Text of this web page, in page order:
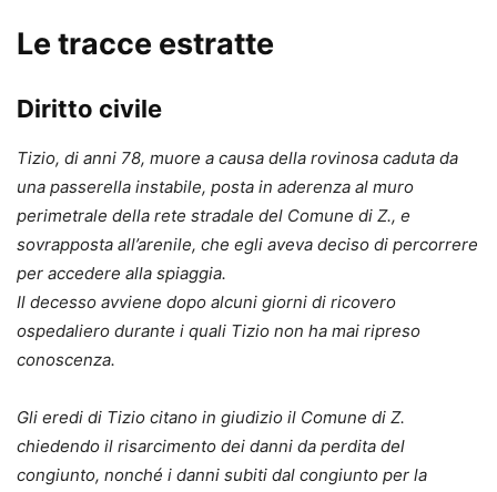
Le tracce estratte
Diritto civile
Tizio, di anni 78, muore a causa della rovinosa caduta da
una passerella instabile, posta in aderenza al muro
perimetrale della rete stradale del Comune di Z., e
sovrapposta all’arenile, che egli aveva deciso di percorrere
per accedere alla spiaggia.
Il decesso avviene dopo alcuni giorni di ricovero
ospedaliero durante i quali Tizio non ha mai ripreso
conoscenza.
Gli eredi di Tizio citano in giudizio il Comune di Z.
chiedendo il risarcimento dei danni da perdita del
congiunto, nonché i danni subiti dal congiunto per la